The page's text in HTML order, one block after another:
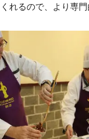
れるので、より専門